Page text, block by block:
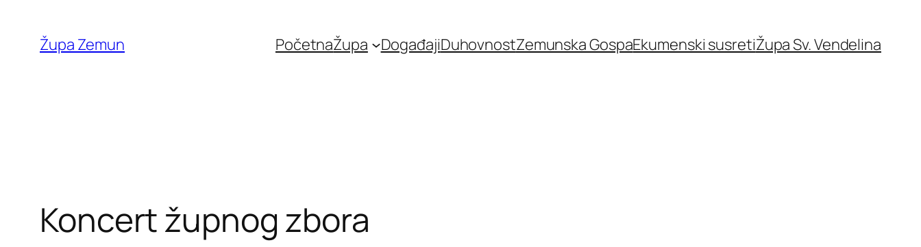
content
Župa Zemun PočetnaŽupa DogađajiDuhovnostZemunska GospaEkumenski susretiŽupa Sv. Vendelina
Koncert župnog zbora